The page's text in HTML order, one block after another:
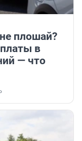
плошай?
в
— что